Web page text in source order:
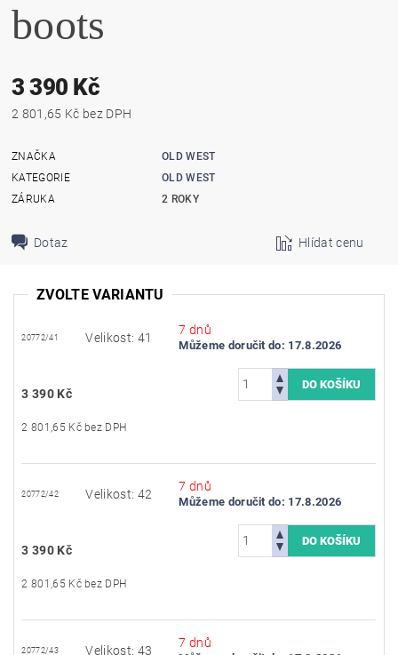
boots
3 390 Kč
2 801,65 Kč bez DPH
ZNAČKA
OLD WEST
KATEGORIE
OLD WEST
ZÁRUKA
2 ROKY
Dotaz Hlídat cenu
ZVOLTE VARIANTU
20772/41 Velikost: 41
7 dnů
Můžeme doručit do: 17.8.2026
3 390 Kč
2 801,65 Kč bez DPH
20772/42 Velikost: 42
7 dnů
Můžeme doručit do: 17.8.2026
3 390 Kč
2 801,65 Kč bez DPH
20772/43 Velikost: 43
7 dnů